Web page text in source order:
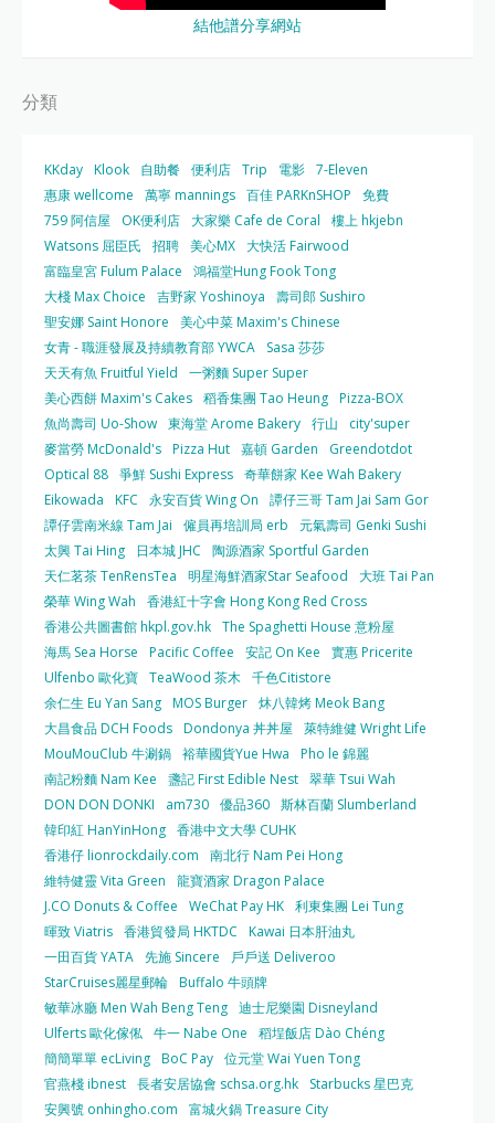
結他譜分享網站
分類
KKday Klook 自助餐 便利店 Trip 電影 7-Eleven
惠康 wellcome
萬寧 mannings 百佳 PARKnSHOP
免費
759 阿信屋
OK便利店 大家樂 Cafe de Coral
樓上 hkjebn
Watsons 屈臣氏
招聘 美心MX 大快活 Fairwood
富臨皇宮 Fulum Palace
鴻福堂Hung Fook Tong
大棧 Max Choice
吉野家 Yoshinoya
壽司郎 Sushiro
聖安娜 Saint Honore
美心中菜 Maxim's Chinese
女青 - 職涯發展及持續教育部 YWCA
Sasa 莎莎
天天有魚 Fruitful Yield
一粥麵 Super Super
美心西餅 Maxim's Cakes 稻香集團 Tao Heung Pizza-BOX
魚尚壽司 Uo-Show 東海堂 Arome Bakery 行山
city'super
麥當勞 McDonald's Pizza Hut 嘉頓 Garden
Greendotdot
Optical 88 爭鮮 Sushi Express 奇華餅家 Kee Wah Bakery
Eikowada
KFC 永安百貨 Wing On
譚仔三哥 Tam Jai Sam Gor
譚仔雲南米線 Tam Jai
僱員再培訓局 erb
元氣壽司 Genki Sushi
太興 Tai Hing
日本城 JHC
陶源酒家 Sportful Garden
天仁茗茶 TenRensTea
明星海鮮酒家Star Seafood
大班 Tai Pan
榮華 Wing Wah
香港紅十字會 Hong Kong Red Cross
香港公共圖書館 hkpl.gov.hk The Spaghetti House 意粉屋
海馬 Sea Horse
Pacific Coffee 安記 On Kee
實惠 Pricerite
Ulfenbo 歐化寶 TeaWood 茶木 千色Citistore
余仁生 Eu Yan Sang MOS Burger 炑八韓烤 Meok Bang
大昌食品 DCH Foods Dondonya 丼丼屋
萊特維健 Wright Life
MouMouClub 牛涮鍋 裕華國貨Yue Hwa
Pho le 錦麗
南記粉麵 Nam Kee
盞記 First Edible Nest 翠華 Tsui Wah
DON DON DONKI
am730 優品360 斯林百蘭 Slumberland
韓印紅 HanYinHong 香港中文大學 CUHK
香港仔 lionrockdaily.com
南北行 Nam Pei Hong
維特健靈 Vita Green
龍寶酒家 Dragon Palace
J.CO Donuts & Coffee
WeChat Pay HK 利東集團 Lei Tung
暉致 Viatris 香港貿發局 HKTDC
Kawai 日本肝油丸
一田百貨 YATA 先施 Sincere
戶戶送 Deliveroo
StarCruises麗星郵輪 Buffalo 牛頭牌
敏華冰廳 Men Wah Beng Teng 迪士尼樂園 Disneyland
Ulferts 歐化傢俬 牛一 Nabe One
稻埕飯店 Dào Chéng
簡簡單單 ecLiving BoC Pay 位元堂 Wai Yuen Tong
官燕棧 ibnest 長者安居協會 schsa.org.hk
Starbucks 星巴克
安興號 onhingho.com
富城火鍋 Treasure City